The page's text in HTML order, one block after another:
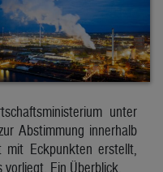
unter
Abstimmung innerhalb
Eckpunkten erstellt,
Ein Überblick.